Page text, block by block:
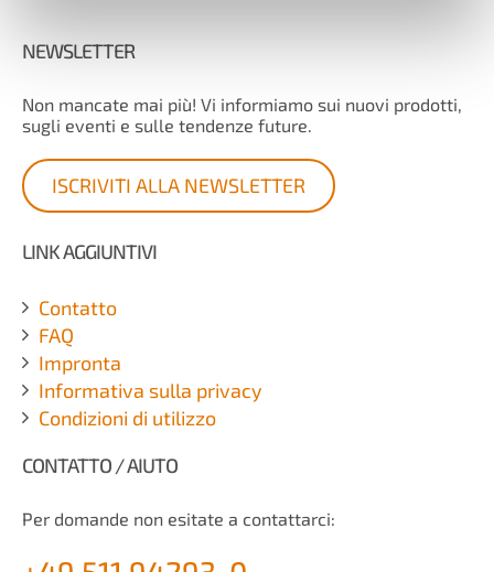
NEWSLETTER
Non mancate mai più! Vi informiamo sui nuovi prodotti,
sugli eventi e sulle tendenze future.
ISCRIVITI ALLA NEWSLETTER
LINK AGGIUNTIVI
Contatto
FAQ
Impronta
Informativa sulla privacy
Condizioni di utilizzo
CONTATTO / AIUTO
Per domande non esitate a contattarci: